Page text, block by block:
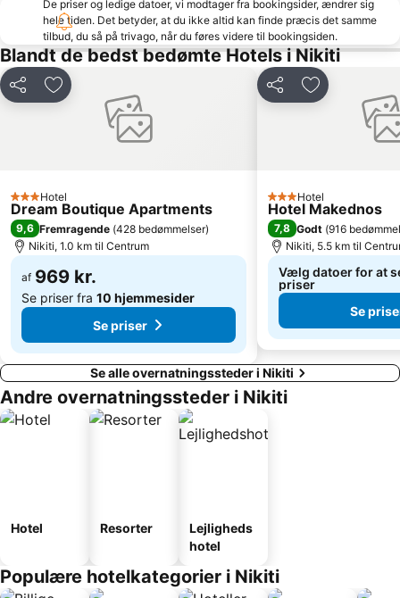
De priser og ledige datoer, vi modtager fra bookingsider, ændrer sig
hele tiden. Det betyder, at du ikke altid kan finde præcis det samme
tilbud, du så på trivago, når du føres videre til bookingsiden.
Blandt de bedst bedømte Hotels i Nikiti
Del Føj til favoritter
3 Stjerner
Hotel
Dream Boutique Apartments
9,6 Fremragende (428 bedømmelser)
Nikiti, 1.0 km til Centrum
af 969 kr.
Se priser fra 10 hjemmesider
Se priser
Del Føj til
3 Stjerner
Hotel
Hotel Makednos
7,8 Godt (916
Nikiti, 5.5 km til
Vælg datoer for at
priser
Se
Se alle overnatningssteder i Nikiti
Andre overnatningssteder i Nikiti
Hotel Resorter
Lejligheds
hotel
Populære hotelkategorier i Nikiti